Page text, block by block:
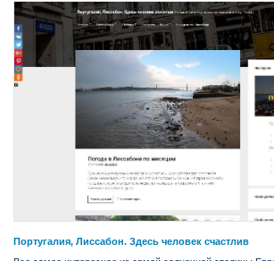
Португалия, Лиссабон. Здесь человек счастлив